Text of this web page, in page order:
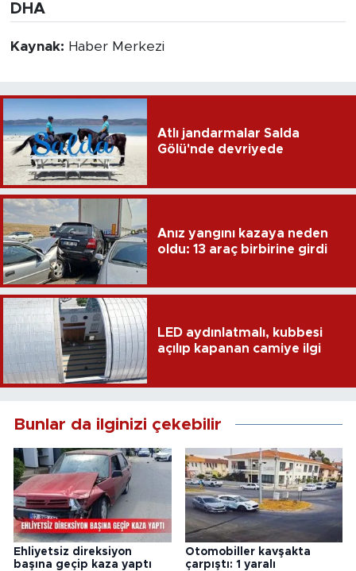
DHA
Kaynak: Haber Merkezi
Atlı jandarmalar Salda
Gölü'nde devriyede
Anız yangını kazaya neden
oldu: 13 araç birbirine girdi
LED aydınlatmalı, kubbesi
açılıp kapanan camiye ilgi
Bunlar da ilginizi çekebilir
Ehliyetsiz direksiyon
başına geçip kaza yaptı
Otomobiller kavşakta
çarpıştı: 1 yaralı